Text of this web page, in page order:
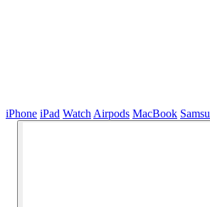
iPhone iPad Watch Airpods MacBook